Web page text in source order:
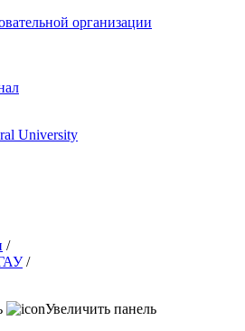
организации
University
/
/
Увеличить панель